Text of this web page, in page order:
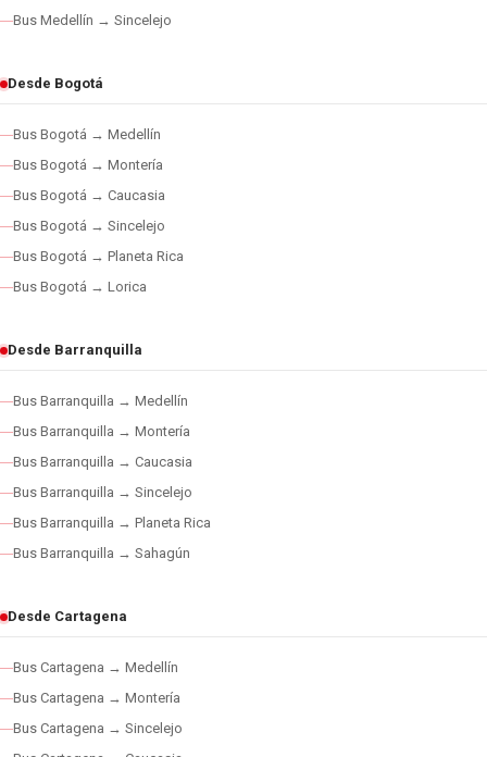
Bus Medellín → Sincelejo
Desde Bogotá
Bus Bogotá → Medellín
Bus Bogotá → Montería
Bus Bogotá → Caucasia
Bus Bogotá → Sincelejo
Bus Bogotá → Planeta Rica
Bus Bogotá → Lorica
Desde Barranquilla
Bus Barranquilla → Medellín
Bus Barranquilla → Montería
Bus Barranquilla → Caucasia
Bus Barranquilla → Sincelejo
Bus Barranquilla → Planeta Rica
Bus Barranquilla → Sahagún
Desde Cartagena
Bus Cartagena → Medellín
Bus Cartagena → Montería
Bus Cartagena → Sincelejo